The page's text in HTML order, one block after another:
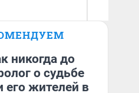
Дедюхин
никогда до
о судьбе
его жителей в